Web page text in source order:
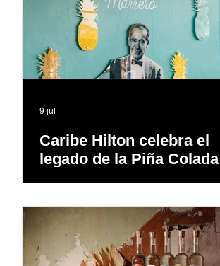
Caribe Hilton celebra el
legado de la Piña Colada,
9 jul